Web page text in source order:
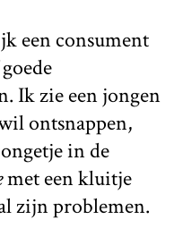
een consument
Ik zie een jongen
ontsnappen,
in de
met een kluitje
zijn problemen.